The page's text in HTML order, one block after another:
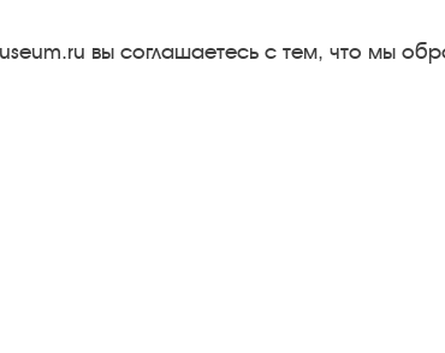
Результаты независимой
вы соглашаетесь с тем, что мы